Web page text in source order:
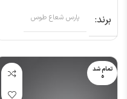
برند پارس شعاع طوس
تمام شد
ه